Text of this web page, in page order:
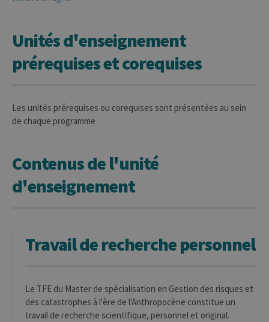
Unités d'enseignement
prérequises et corequises
Les unités prérequises ou corequises sont présentées au sein
de chaque programme
Contenus de l'unité
d'enseignement
Travail de recherche personnel
Le TFE du Master de spécialisation en Gestion des risques et
des catastrophes à l'ère de l'Anthropocène constitue un
travail de recherche scientifique, personnel et original.